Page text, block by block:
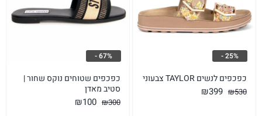
כפכפים לנשים TAYLOR צבעוני
₪530
המחיר
₪399
25% -
כפכפים שטוחים נוקס שחור |
סטיב מאדן
₪300
המחיר
₪100
67% -